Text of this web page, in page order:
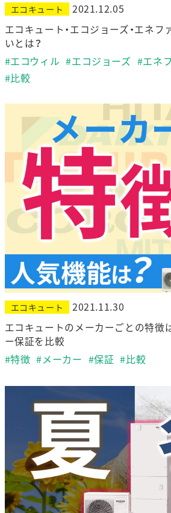
エコキュート 2021.12.05
エコキュート・エコジョーズ・エネフ
いとは？
#エコウィル #エコジョーズ #エネ
#比較
エコキュート 2021.11.30
エコキュートのメーカーごとの特徴
ー保証を比較
#特徴 #メーカー #保証 #比較